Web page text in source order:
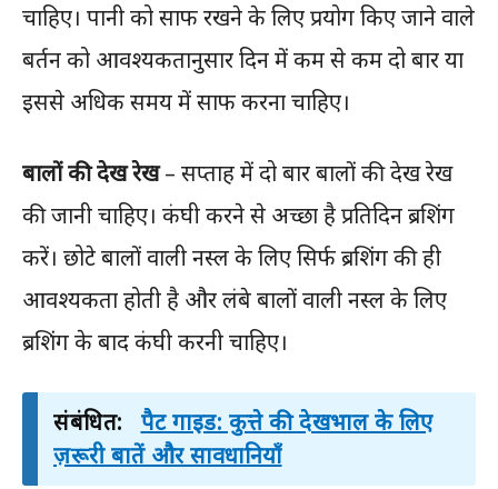
चाहिए। पानी को साफ रखने के लिए प्रयोग किए जाने वाले
बर्तन को आवश्यकतानुसार दिन में कम से कम दो बार या
इससे अधिक समय में साफ करना चाहिए।
बालों की देख रेख– सप्ताह में दो बार बालों की देख रेख
की जानी चाहिए। कंघी करने से अच्छा है प्रतिदिन ब्रशिंग
करें। छोटे बालों वाली नस्ल के लिए सिर्फ ब्रशिंग की ही
आवश्यकता होती है और लंबे बालों वाली नस्ल के लिए
ब्रशिंग के बाद कंघी करनी चाहिए।
संबंधित:
पैट गाइड: कुत्ते की देखभाल के लिए
ज़रूरी बातें और सावधानियाँ